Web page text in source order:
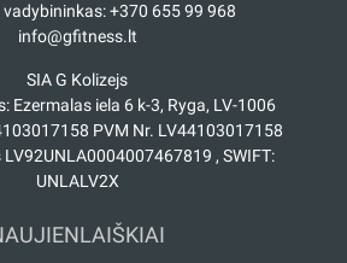
+370 655 99 968
info@gfitness.lt
SIA G Kolizejs
Ezermalas iela 6 k-3, Ryga, LV-1006
PVM Nr. LV44103017158
LV92UNLA0004007467819 , SWIFT:
UNLALV2X